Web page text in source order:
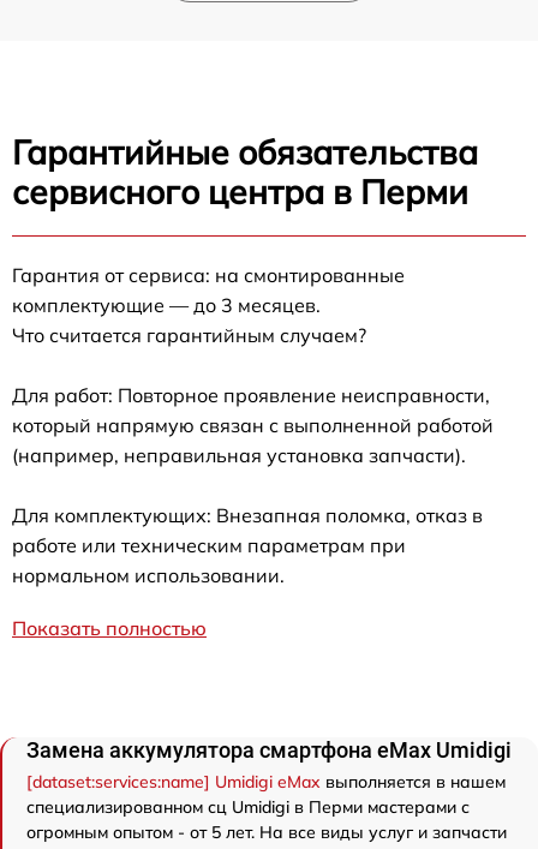
Гарантийные обязательства
сервисного центра в Перми
Гарантия от сервиса: на смонтированные
комплектующие — до 3 месяцев.
Что считается гарантийным случаем?
Для работ: Повторное проявление неисправности,
который напрямую связан с выполненной работой
(например, неправильная установка запчасти).
Для комплектующих: Внезапная поломка, отказ в
работе или техническим параметрам при
нормальном использовании.
Показать полностью
Замена аккумулятора смартфона eMax Umidigi
[dataset:services:name] Umidigi eMax выполняется в нашем
специализированном сц Umidigi в Перми мастерами с
огромным опытом - от 5 лет. На все виды услуг и запчасти